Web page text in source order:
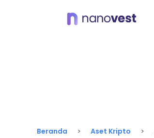
Beranda Aset Kripto